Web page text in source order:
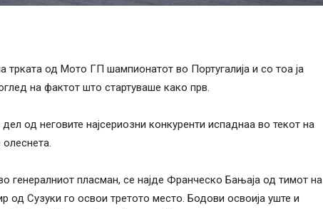
од Мото ГП шампионатот во Португалија и со тоа ја
на фактот што стартуваше како прв.
дел од неговите најсериозни конкуренти испаднаа во текот на
генералниот пласман, се најде Франческо Бањаја од тимот на
Сузуки го освои третото место. Бодови освоија уште и